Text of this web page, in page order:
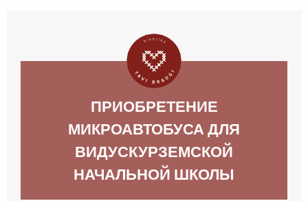
ПРИОБРЕТЕНИЕ
МИКРОАВТОБУСА ДЛЯ
ВИДУСКУРЗЕМСКОЙ
НАЧАЛЬНОЙ ШКОЛЫ